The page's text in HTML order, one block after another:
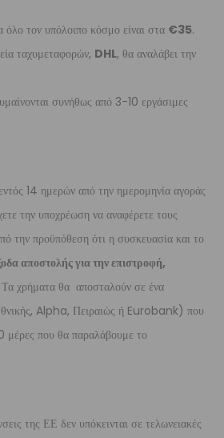
τον υπόλοιπο κόσμο είναι στα €35.
ταχυμεταφορών, DHL, θα αναλάβει την
συνήθως από 3-10 εργάσιμες
14 ημερών από την ημερομηνία αγοράς
την υποχρέωση να αναφέρετε τους
την προϋπόθεση ότι η συσκευασία και το
αποστολής για την επιστροφή,
χρήματα θα αποσταλούν σε ένα
Alpha, Πειραιώς ή Eurobank) που
μέρες που θα παραλάβουμε το
της ΕΕ δεν υπόκεινται σε τελωνειακές